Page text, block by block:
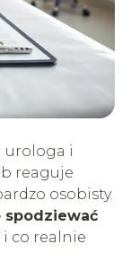
urologa i
reaguje
osobisty.
spodziewać
i co realnie